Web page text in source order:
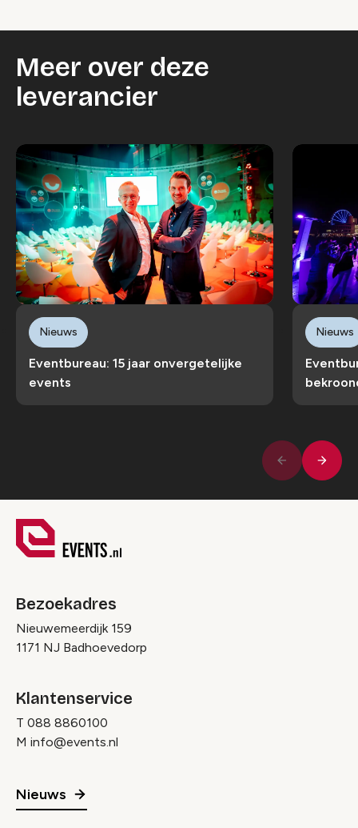
Meer over deze
leverancier
Eventbureau: 15 jaar onvergetelijke
events
Nieuws Nieuws
Vorige
Bezoekadres
Nieuwemeerdijk 159
1171 NJ Badhoevedorp
Klantenservice
T 088 8860100
M info@events.nl
Nieuws